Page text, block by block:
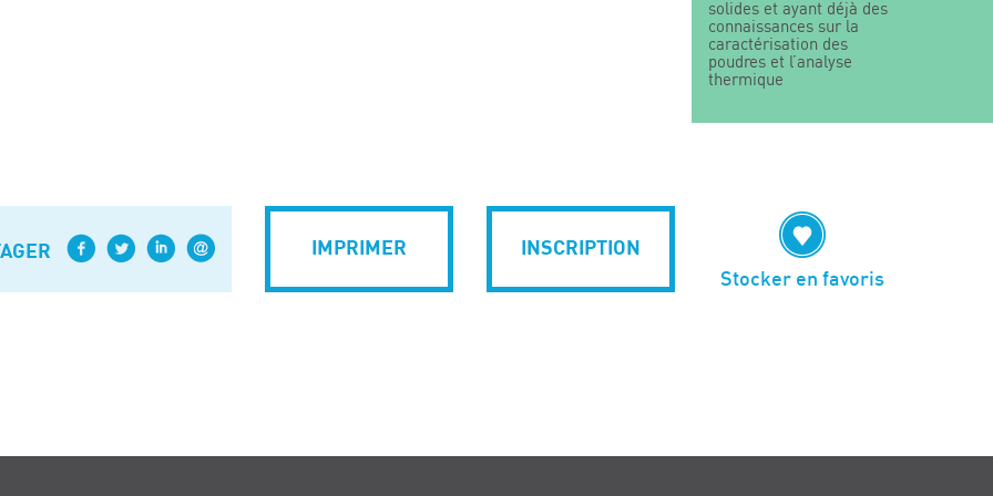
solides et ayant déjà des
connaissances sur la
caractérisation des
poudres et l’analyse
thermique
IMPRIMER
INSCRIPTION
Stocker en favoris